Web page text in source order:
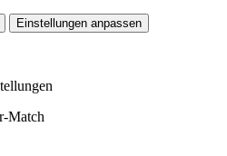
Einstellungen anpassen
Match